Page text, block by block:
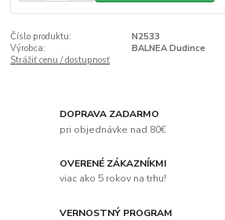
Číslo produktu:
N2533
Výrobca:
BALNEA Dudince
Strážiť cenu / dostupnosť
DOPRAVA ZADARMO
pri objednávke nad 80€
OVERENÉ ZÁKAZNÍKMI
viac ako 5 rokov na trhu!
VERNOSTNÝ PROGRAM